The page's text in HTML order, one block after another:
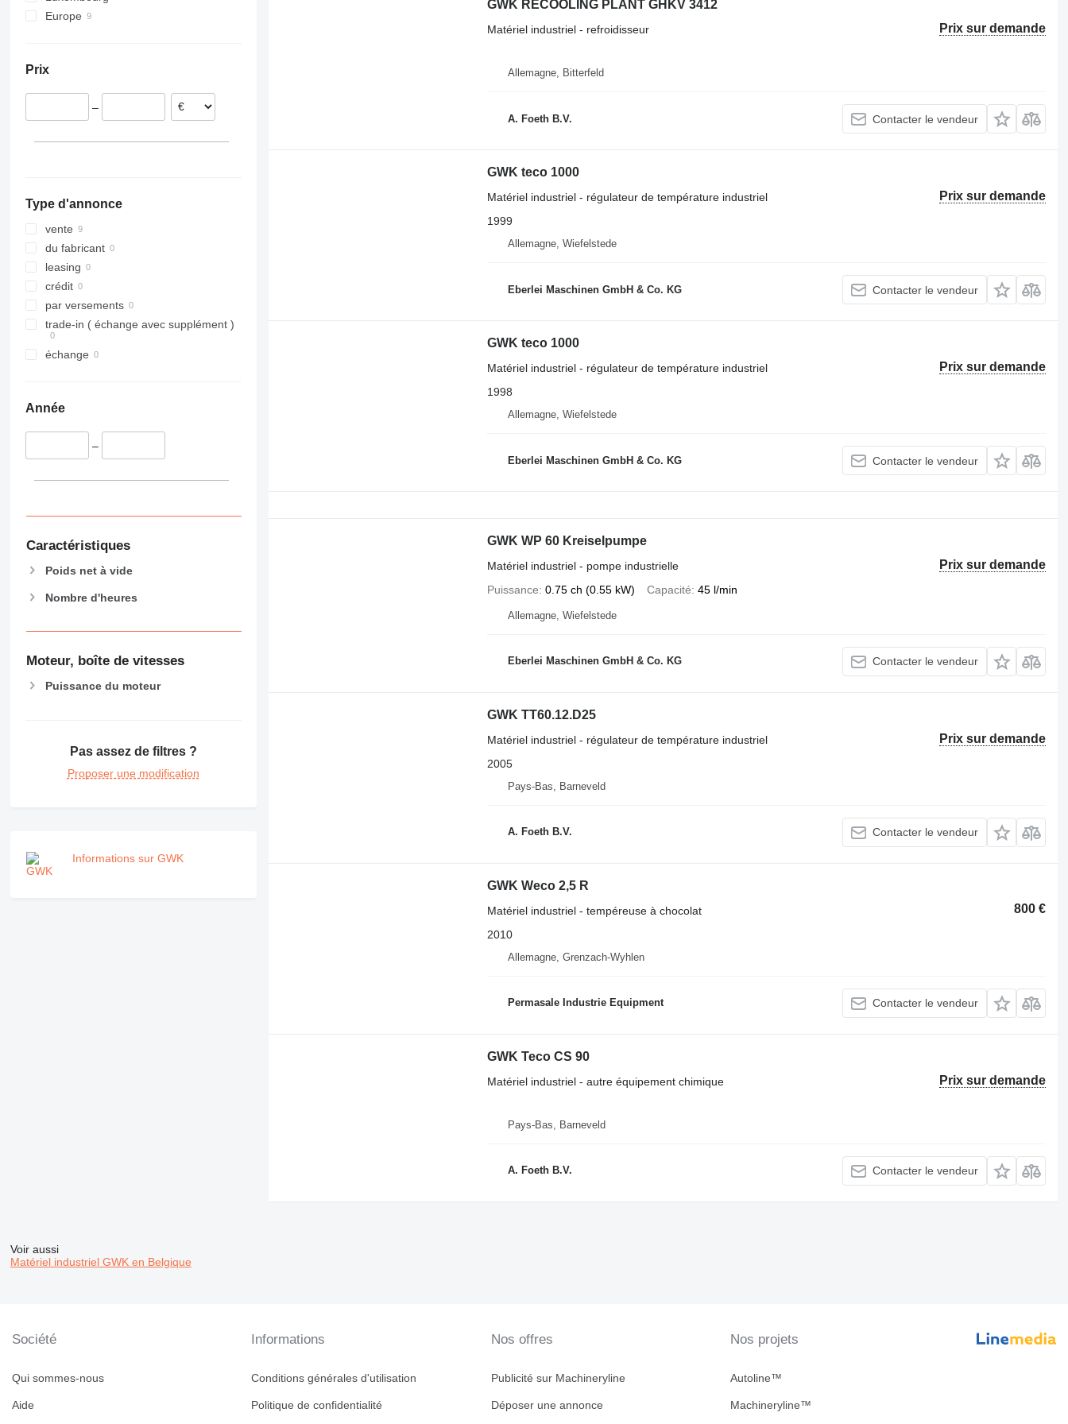
XRVS
StitchLiner
Europe
Prix
–
Type d'annonce
vente
du fabricant
leasing
crédit
par versements
trade-in ( échange avec supplément )
échange
Année
–
Caractéristiques
Poids net à vide
Nombre d'heures
Moteur, boîte de vitesses
Puissance du moteur
Pas assez de filtres ?
Proposer une modification
Informations sur GWK
GWK RECOOLING PLANT GHKV 3412
Prix sur demande
Matériel industriel - refroidisseur
Allemagne, Bitterfeld
A. Foeth B.V. Contacter le vendeur
GWK teco 1000
Prix sur demande
Matériel industriel - régulateur de température industriel
1999
Allemagne, Wiefelstede
Eberlei Maschinen GmbH & Co. KG Contacter le vendeur
GWK teco 1000
Prix sur demande
Matériel industriel - régulateur de température industriel
1998
Allemagne, Wiefelstede
Eberlei Maschinen GmbH & Co. KG Contacter le vendeur
GWK WP 60 Kreiselpumpe
Prix sur demande
Matériel industriel - pompe industrielle
Puissance 0.75 ch (0.55 kW) Capacité 45 l/min
Allemagne, Wiefelstede
Eberlei Maschinen GmbH & Co. KG Contacter le vendeur
GWK TT60.12.D25
Prix sur demande
Matériel industriel - régulateur de température industriel
2005
Pays-Bas, Barneveld
A. Foeth B.V. Contacter le vendeur
GWK Weco 2,5 R
800 €
Matériel industriel - tempéreuse à chocolat
2010
Allemagne, Grenzach-Wyhlen
Permasale Industrie Equipment Contacter le vendeur
GWK Teco CS 90
Prix sur demande
Matériel industriel - autre équipement chimique
Pays-Bas, Barneveld
A. Foeth B.V. Contacter le vendeur
Voir aussi
Matériel industriel GWK en Belgique
Société
Qui sommes-nous
Aide
Informations
Conditions générales d'utilisation
Politique de confidentialité
Nos offres
Publicité sur Machineryline
Déposer une annonce
Nos projets
Autoline™
Machineryline™